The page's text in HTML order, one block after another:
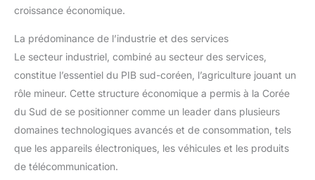
croissance économique.
La prédominance de l’industrie et des services
Le secteur industriel, combiné au secteur des services,
constitue l’essentiel du PIB sud-coréen, l’agriculture jouant un
rôle mineur. Cette structure économique a permis à la Corée
du Sud de se positionner comme un leader dans plusieurs
domaines technologiques avancés et de consommation, tels
que les appareils électroniques, les véhicules et les produits
de télécommunication.